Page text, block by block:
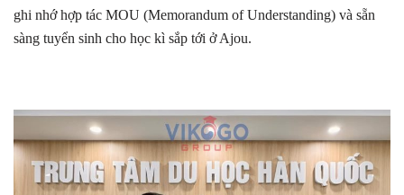
ghi nhớ hợp tác MOU (Memorandum of Understanding) và sẵn
sàng tuyển sinh cho học kì sắp tới ở Ajou.